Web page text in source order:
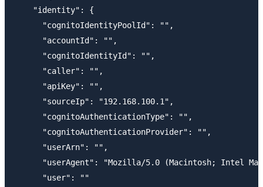
    "identity": {
      "cognitoIdentityPoolId": "",
      "accountId": "",
      "cognitoIdentityId": "",
      "caller": "",
      "apiKey": "",
      "sourceIp": "192.168.100.1",
      "cognitoAuthenticationType": "",
      "cognitoAuthenticationProvider": "",
      "userArn": "",
"userAgent": "Mozilla/5.0 (Macintosh; Intel
      "user": ""